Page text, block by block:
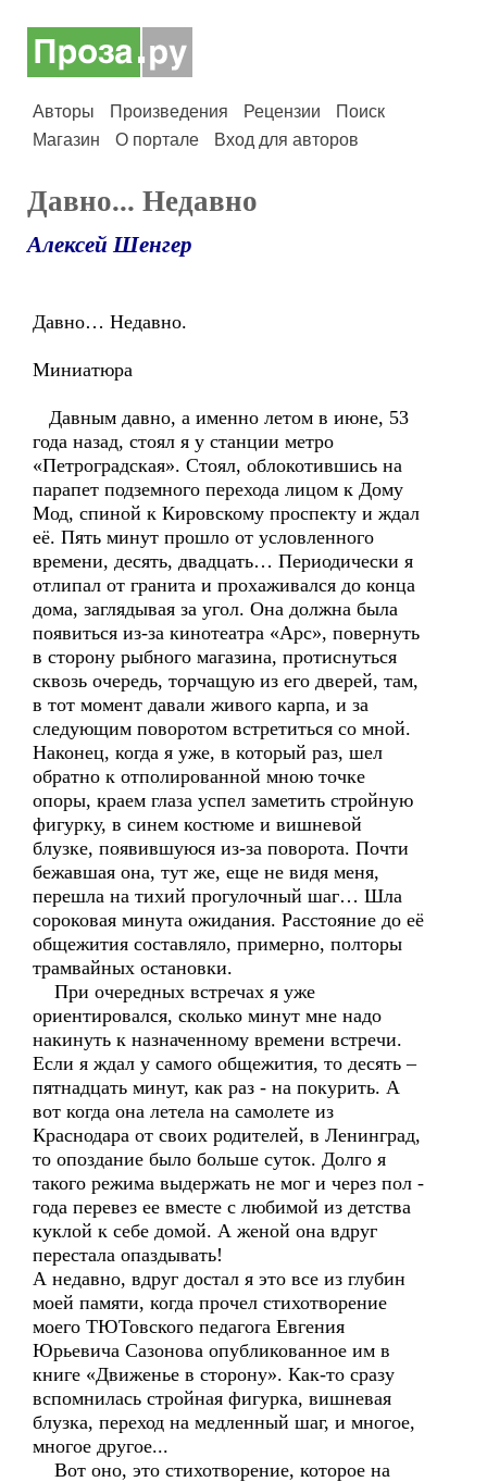
Авторы Произведения Рецензии
Поиск
Магазин
О портале Вход для авторов
Давно... Недавно
Алексей Шенгер
Давно… Недавно.
Миниатюра
Давным давно, а именно летом в июне, 53
года назад, стоял я у станции метро
«Петроградская». Стоял, облокотившись на
парапет подземного перехода лицом к Дому
Мод, спиной к Кировскому проспекту и ждал
её. Пять минут прошло от условленного
времени, десять, двадцать… Периодически я
отлипал от гранита и прохаживался до конца
дома, заглядывая за угол. Она должна была
появиться из-за кинотеатра «Арс», повернуть
в сторону рыбного магазина, протиснуться
сквозь очередь, торчащую из его дверей, там,
в тот момент давали живого карпа, и за
следующим поворотом встретиться со мной.
Наконец, когда я уже, в который раз, шел
обратно к отполированной мною точке
опоры, краем глаза успел заметить стройную
фигурку, в синем костюме и вишневой
блузке, появившуюся из-за поворота. Почти
бежавшая она, тут же, еще не видя меня,
перешла на тихий прогулочный шаг… Шла
сороковая минута ожидания. Расстояние до её
общежития составляло, примерно, полторы
трамвайных остановки.
При очередных встречах я уже
ориентировался, сколько минут мне надо
накинуть к назначенному времени встречи.
Если я ждал у самого общежития, то десять –
пятнадцать минут, как раз - на покурить. А
вот когда она летела на самолете из
Краснодара от своих родителей, в Ленинград,
то опоздание было больше суток. Долго я
такого режима выдержать не мог и через пол -
года перевез ее вместе с любимой из детства
куклой к себе домой. А женой она вдруг
перестала опаздывать!
А недавно, вдруг достал я это все из глубин
моей памяти, когда прочел стихотворение
моего ТЮТовского педагога Евгения
Юрьевича Сазонова опубликованное им в
книге «Движенье в сторону». Как-то сразу
вспомнилась стройная фигурка, вишневая
блузка, переход на медленный шаг, и многое,
многое другое...
Вот оно, это стихотворение, которое на